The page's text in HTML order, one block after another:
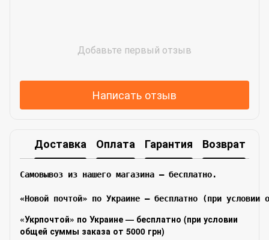
Добавьте первый отзыв
Написать отзыв
Доставка Оплата Гарантия Возврат
Самовывоз из нашего магазина – бесплатно.
«Новой почтой» по Украине — бесплатно (при условии
«Укрпочтой» по Украине — бесплатно (при условии
общей суммы заказа от 5000 грн)